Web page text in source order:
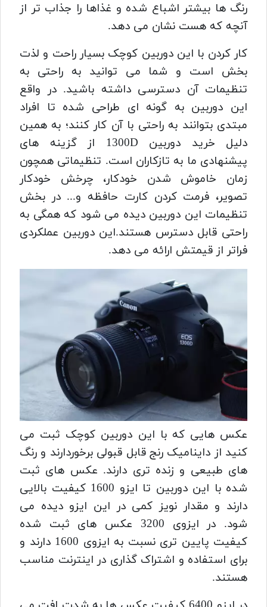
رنگ ها بیشتر اشباع شده و غذاها را جذاب تر از
آنچه که هست نشان می دهد.
کار کردن با این دوربین کوچک بسیار راحت و لذت
بخش است و شما می توانید به راحتی به
تنظیمات آن دسترسی داشته باشید. در واقع
این دوربین به گونه ای طراحی شده تا افراد
مبتدی بتوانند به راحتی با آن کار کنند؛ به همین
دلیل خرید دوربین 1300D از گزینه های
پیشنهادی ما به تازکاران است. تنظیماتی همچون
زمان خاموش‌ شدن خودکار، چرخش خودکار
تصویر، فرمت‌ کردن کارت حافظه و... در بخش
تنظیمات این دوربین دیده می شود که همگی به‌
راحتی قابل‌ دسترس هستند.این دوربین عملکردی
فراتر از قیمتش ارائه می دهد.
عکس هایی که با این دوربین کوچک ثبت می
کنید از داینامیک رنج قابل قبولی برخوردارند و رنگ
های طبیعی و زنده تری دارند. عکس های ثبت
شده با این دوربین تا ایزو 1600 کیفیت بالایی
دارند و مقدار نویز کمی در این ایزو دیده می
شود. در ایزوی 3200 عکس های ثبت شده
کیفیت پایین تری نسبت به ایزوی 1600 دارند و
برای استفاده و اشتراک گذاری در اینترنت مناسب
هستند.